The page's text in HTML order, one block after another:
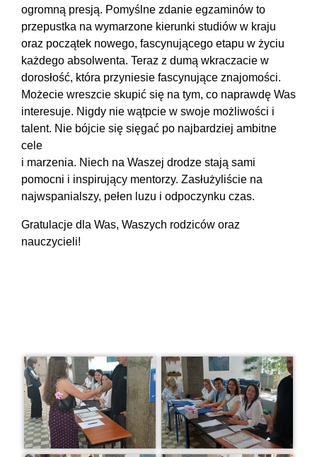
ogromną presją. Pomyślne zdanie egzaminów to
przepustka na wymarzone kierunki studiów w kraju
oraz początek nowego, fascynującego etapu w życiu
każdego absolwenta. Teraz z dumą wkraczacie w
dorosłość, która przyniesie fascynujące znajomości.
Możecie wreszcie skupić się na tym, co naprawdę Was
interesuje. Nigdy nie wątpcie w swoje możliwości i
talent. Nie bójcie się sięgać po najbardziej ambitne
cele
i marzenia. Niech na Waszej drodze stają sami
pomocni i inspirujący mentorzy. Zasłużyliście na
najwspanialszy, pełen luzu i odpoczynku czas.
Gratulacje dla Was, Waszych rodziców oraz
nauczycieli!